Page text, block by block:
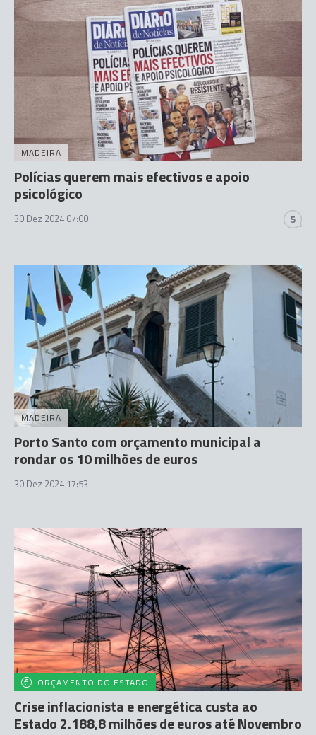
MADEIRA
Polícias querem mais efectivos e apoio
psicológico
30 Dez 2024 07:00 5
MADEIRA
Porto Santo com orçamento municipal a
rondar os 10 milhões de euros
30 Dez 2024 17:53
ORÇAMENTO DO ESTADO
Crise inflacionista e energética custa ao
Estado 2.188,8 milhões de euros até Novembro